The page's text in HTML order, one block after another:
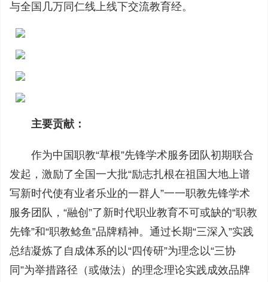
与全国几万同仁线上线下交流教育经。
主要贡献：
作为中国职教“草根”先锋学术服务团队初期联合
发起，激励了全国一大批“励志扎根在祖国大地上谱
写新时代使有业者乐业的一群人”一一职教先锋学术
服务团队，“融创”了新时代职业教育不可或缺的“职教
先锋”和“职教鲶鱼”品牌精神。通过长期“三深入”实践
总结凝炼了自成体系的以“四传研”为理念以“三协
同”为举措路径（或做法）的理念理论实践成效品牌